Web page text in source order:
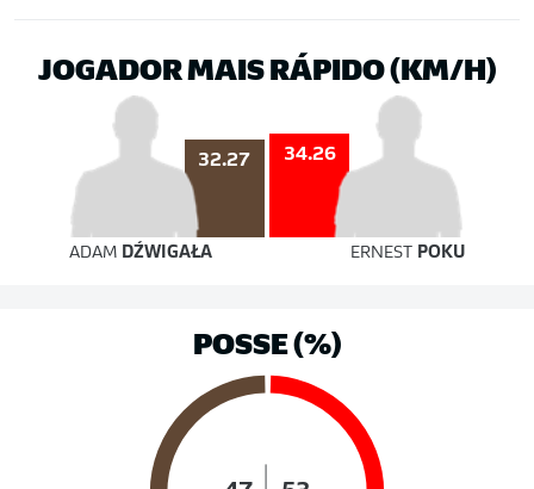
JOGADOR MAIS RÁPIDO (KM/H)
32.27 34.26
ADAM DŹWIGAŁA ERNEST POKU
POSSE (%)